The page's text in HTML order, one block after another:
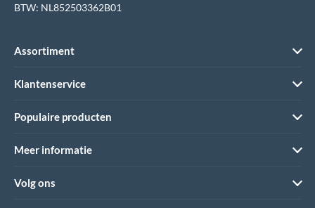
BTW: NL852503362B01
Assortiment
Klantenservice
Populaire producten
Meer informatie
Volg ons